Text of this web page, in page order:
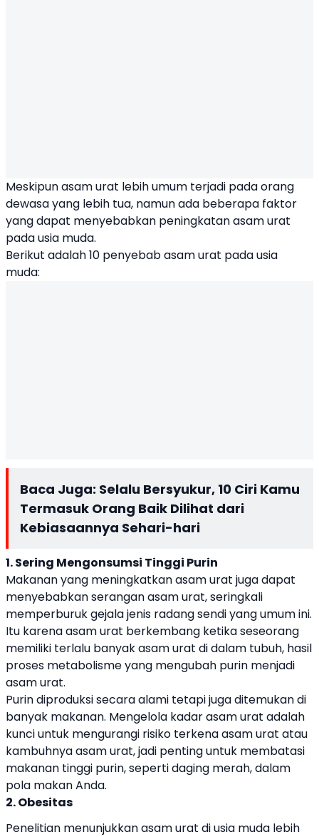
Meskipun asam urat lebih umum terjadi pada orang
dewasa yang lebih tua, namun ada beberapa faktor
yang dapat menyebabkan peningkatan asam urat
pada usia muda.
Berikut adalah 10 penyebab asam urat pada usia
muda:
Baca Juga: Selalu Bersyukur, 10 Ciri Kamu
Termasuk Orang Baik Dilihat dari
Kebiasaannya Sehari-hari
1. Sering Mengonsumsi Tinggi Purin
Makanan yang meningkatkan asam urat juga dapat
menyebabkan serangan asam urat, seringkali
memperburuk gejala jenis radang sendi yang umum ini.
Itu karena asam urat berkembang ketika seseorang
memiliki terlalu banyak asam urat di dalam tubuh, hasil
proses metabolisme yang mengubah purin menjadi
asam urat.
Purin diproduksi secara alami tetapi juga ditemukan di
banyak makanan. Mengelola kadar asam urat adalah
kunci untuk mengurangi risiko terkena asam urat atau
kambuhnya asam urat, jadi penting untuk membatasi
makanan tinggi purin, seperti daging merah, dalam
pola makan Anda.
2. Obesitas
Penelitian menunjukkan asam urat di usia muda lebih